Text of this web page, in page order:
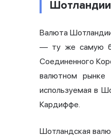
Валюта
— ту же самую
Соединенного
валютном рынке
используемая в
Кардиффе.
Шотландская